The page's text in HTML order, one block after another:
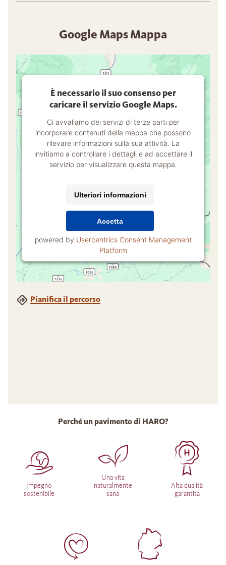
Google Maps Mappa
È necessario il suo consenso per
caricare il servizio Google Maps.
Ci avvaliamo dei servizi di terze parti per
incorporare contenuti della mappa che possono
rilevare informazioni sulla sua attività. La
invitiamo a controllare i dettagli e ad accettare il
servizio per visualizzare questa mappa.
Ulteriori informazioni
Accetta
powered by Usercentrics Consent Management
Platform
Pianifica il percorso
Perché un pavimento di HARO?
Impegno
sostenibile
Una vita
naturalmente
sana
Alta qualità
garantita